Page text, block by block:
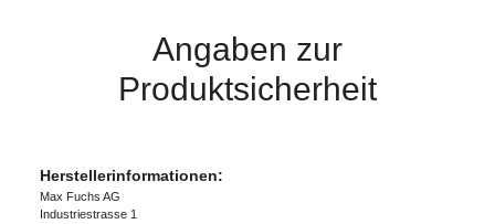
Angaben zur
Produktsicherheit
Herstellerinformationen:
Max Fuchs AG
Industriestrasse 1